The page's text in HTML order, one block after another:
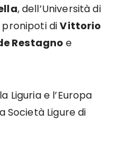
, dell’Università di
pronipoti diVittorio
Restagno e
Liguria e l’Europa
Società Ligure di